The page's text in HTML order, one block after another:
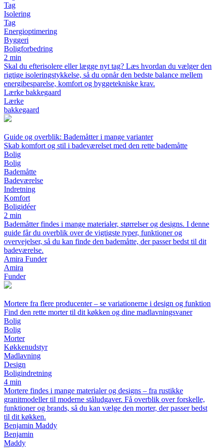
Tag
Isolering
Tag
Energioptimering
Byggeri
Boligforbedring
2 min
Skal du efterisolere eller lægge nyt tag? Læs hvordan du vælger den
rigtige isoleringstykkelse, så du opnår den bedste balance mellem
energibesparelse, komfort og byggetekniske krav.
Lærke bakkegaard
Lærke
bakkegaard
Guide og overblik: Bademåtter i mange varianter
Skab komfort og stil i badeværelset med den rette bademåtte
Bolig
Bolig
Bademåtte
Badeværelse
Indretning
Komfort
Boligidéer
2 min
Bademåtter findes i mange materialer, størrelser og designs. I denne
guide får du overblik over de vigtigste typer, funktioner og
overvejelser, så du kan finde den bademåtte, der passer bedst til dit
badeværelse.
Amira Funder
Amira
Funder
Mortere fra flere producenter – se variationerne i design og funktion
Find den rette morter til dit køkken og dine madlavningsvaner
Bolig
Bolig
Morter
Køkkenudstyr
Madlavning
Design
Boligindretning
4 min
Mortere findes i mange materialer og designs – fra rustikke
granitmodeller til moderne ståludgaver. Få overblik over forskelle,
funktioner og brands, så du kan vælge den morter, der passer bedst
til dit køkken.
Benjamin Maddy
Benjamin
Maddy